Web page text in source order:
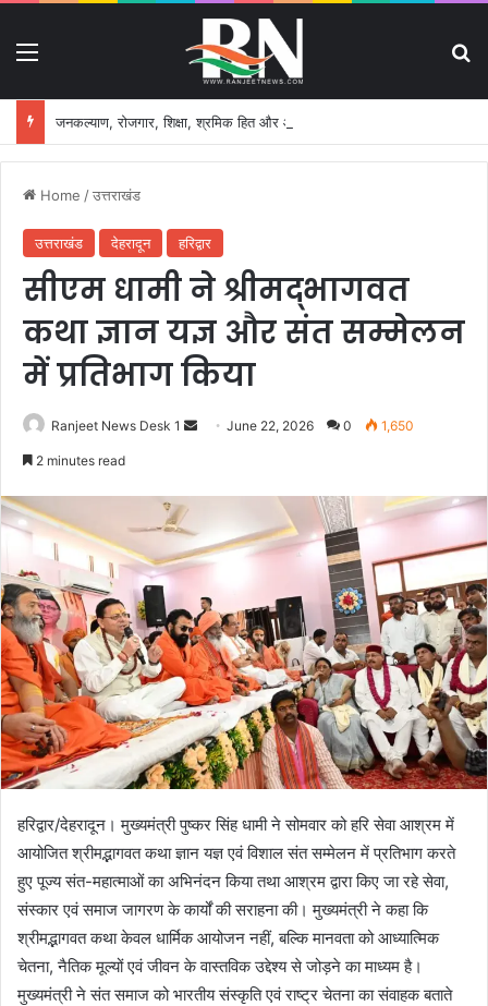
Home /उत्तराखंड
उत्तराखंड देहरादून हरिद्वार
सीएम धामी ने श्रीमद्भागवत
कथा ज्ञान यज्ञ और संत सम्मेलन
में प्रतिभाग किया
Ranjeet News Desk 1
n
m
a
i
l
June 22, 2026 0 1,650
2 minutes read
हरिद्वार/देहरादून। मुख्यमंत्री पुष्कर सिंह धामी ने सोमवार को हरि सेवा आश्रम में
आयोजित श्रीमद्भागवत कथा ज्ञान यज्ञ एवं विशाल संत सम्मेलन में प्रतिभाग करते
हुए पूज्य संत-महात्माओं का अभिनंदन किया तथा आश्रम द्वारा किए जा रहे सेवा,
संस्कार एवं समाज जागरण के कार्यों की सराहना की। मुख्यमंत्री ने कहा कि
श्रीमद्भागवत कथा केवल धार्मिक आयोजन नहीं, बल्कि मानवता को आध्यात्मिक
चेतना, नैतिक मूल्यों एवं जीवन के वास्तविक उद्देश्य से जोड़ने का माध्यम है।
मुख्यमंत्री ने संत समाज को भारतीय संस्कृति एवं राष्ट्र चेतना का संवाहक बताते